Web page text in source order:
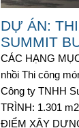
DỰ ÁN:
SUMMIT
CÁC HẠNG
nhồi Thi công
Công ty TNHH
TRÌNH: 1.301
ĐIỂM XÂY